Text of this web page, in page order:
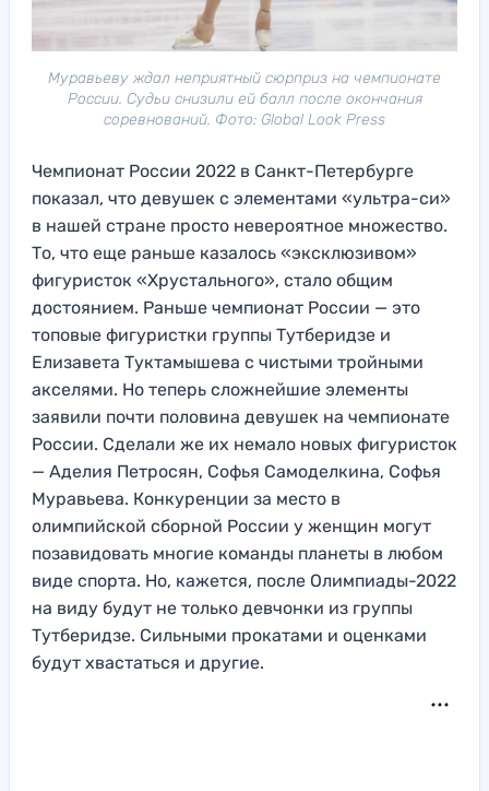
Муравьеву ждал неприятный сюрприз на чемпионате
России. Судьи снизили ей балл после окончания
соревнований. Фото: Global Look Press
Чемпионат России 2022 в Санкт-Петербурге
показал, что девушек с элементами «ультра-си»
в нашей стране просто невероятное множество.
То, что еще раньше казалось «эксклюзивом»
фигуристок «Хрустального», стало общим
достоянием. Раньше чемпионат России — это
топовые фигуристки группы Тутберидзе и
Елизавета Туктамышева с чистыми тройными
акселями. Но теперь сложнейшие элементы
заявили почти половина девушек на чемпионате
России. Сделали же их немало новых фигуристок
— Аделия Петросян, Софья Самоделкина, Софья
Муравьева. Конкуренции за место в
олимпийской сборной России у женщин могут
позавидовать многие команды планеты в любом
виде спорта. Но, кажется, после Олимпиады-2022
на виду будут не только девчонки из группы
Тутберидзе. Сильными прокатами и оценками
будут хвастаться и другие.